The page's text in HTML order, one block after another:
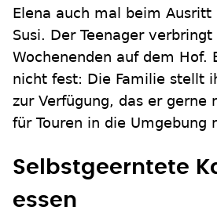
Elena auch mal beim
Susi. Der Teenager
Wochenenden auf dem Hof.
nicht fest: Die Familie stellt
zur Verfügung, das er gerne
für Touren in die Umgebung
Selbstgeerntete
essen